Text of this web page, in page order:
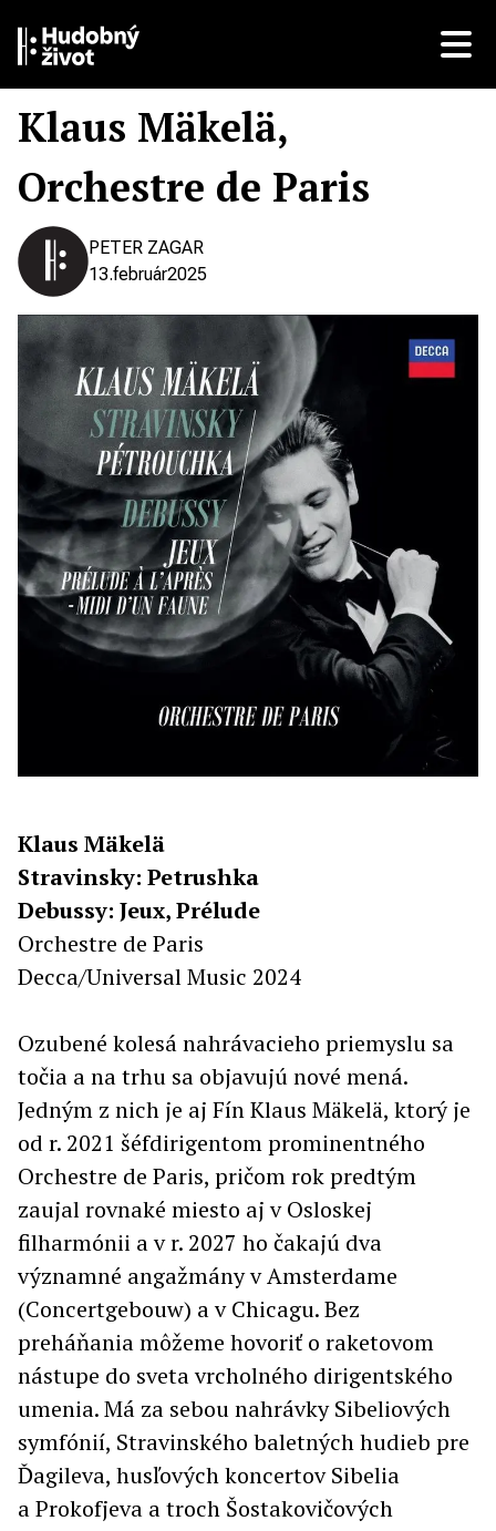
Klaus Mäkelä,
Orchestre de Paris
PETER ZAGAR
13.február2025
Klaus Mäkelä
Stravinsky: Petrushka
Debussy: Jeux, Prélude
Orchestre de Paris
Decca/Universal Music 2024
Ozubené kolesá nahrávacieho priemyslu sa
točia a na trhu sa objavujú nové mená.
Jedným z nich je aj Fín Klaus Mäkelä, ktorý je
od r. 2021 šéfdirigentom prominentného
Orchestre de Paris, pričom rok predtým
zaujal rovnaké miesto aj v Osloskej
filharmónii a v r. 2027 ho čakajú dva
významné angažmány v Amsterdame
(Concertgebouw) a v Chicagu. Bez
preháňania môžeme hovoriť o raketovom
nástupe do sveta vrcholného dirigentského
umenia. Má za sebou nahrávky Sibeliových
symfónií, Stravinského baletných hudieb pre
Ďagileva, husľových koncertov Sibelia
a Prokofjeva a troch Šostakovičových